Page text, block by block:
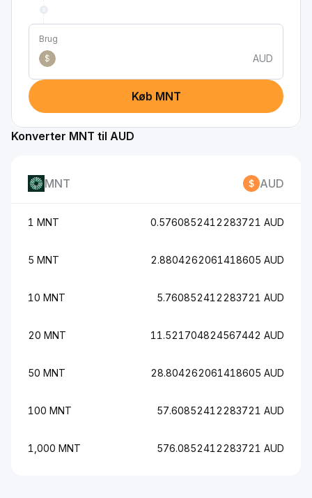
Brug
$
AUD
Køb MNT
Konverter MNT til AUD
MNT AUD
1 MNT 0.5760852412283721 AUD
5 MNT 2.8804262061418605 AUD
10 MNT 5.760852412283721 AUD
20 MNT 11.521704824567442 AUD
50 MNT 28.804262061418605 AUD
100 MNT 57.60852412283721 AUD
1,000 MNT 576.0852412283721 AUD